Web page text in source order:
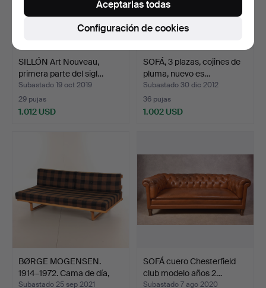
SILLÓN Art Nouveau,
primera parte del sigl…
Subastado 19 oct 2019
29 pujas
1.012 USD
SOFÁ, 3 plazas, cojines de
pluma, nuevo es…
Subastado 30 dic 2012
36 pujas
1.002 USD
BØRGE MOGENSEN.
1914–1972. Cama de día,
ro…
Subastado 25 sep 2021
SOFÁ cuero Chesterfield
club modelo años 2…
Subastado 7 ago 2020
Configuración de cookies
Aceptarlas todas